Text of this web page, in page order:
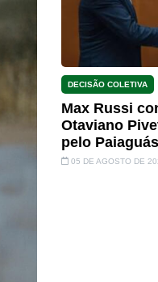
DECISÃO COLETIVA
Max Russi
Otaviano
pelo Paiaguás
05 DE AGOSTO DE